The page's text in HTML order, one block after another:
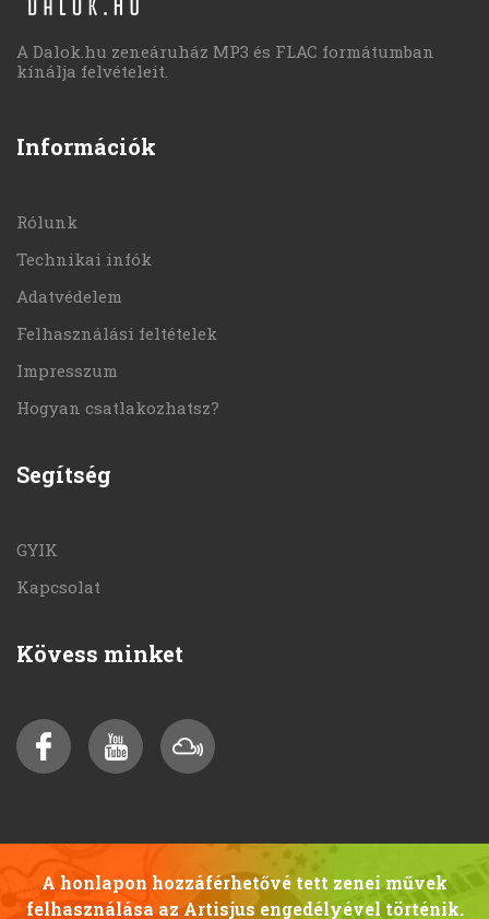
A Dalok.hu zeneáruház MP3 és FLAC formátumban
kínálja felvételeit.
Információk
Rólunk
Technikai infók
Adatvédelem
Felhasználási feltételek
Impresszum
Hogyan csatlakozhatsz?
Segítség
GYIK
Kapcsolat
Kövess minket
A honlapon hozzáférhetővé tett zenei művek
felhasználása az Artisjus engedélyével történik.